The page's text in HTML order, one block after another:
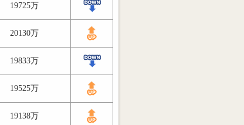
19725万
20130万
19833万
19525万
19138万